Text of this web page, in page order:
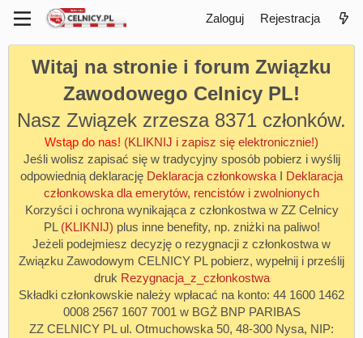
Zaloguj Rejestracja
Witaj na stronie i forum Związku
Zawodowego Celnicy PL!
Nasz Związek zrzesza 8371 członków.
Wstąp do nas! (KLIKNIJ i zapisz się elektronicznie!)
Jeśli wolisz zapisać się w tradycyjny sposób pobierz i wyślij
odpowiednią deklarację Deklaracja członkowska I Deklaracja
członkowska dla emerytów, rencistów i zwolnionych
Korzyści i ochrona wynikająca z członkostwa w ZZ Celnicy
PL (KLIKNIJ) plus inne benefity, np. zniżki na paliwo!
Jeżeli podejmiesz decyzję o rezygnacji z członkostwa w
Związku Zawodowym CELNICY PL pobierz, wypełnij i prześlij
druk Rezygnacja_z_członkostwa
Składki członkowskie należy wpłacać na konto: 44 1600 1462
0008 2567 1607 7001 w BGŻ BNP PARIBAS
ZZ CELNICY PL ul. Otmuchowska 50, 48-300 Nysa, NIP: